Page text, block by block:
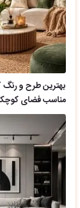
بهترین طرح و رنگ
مناسب فضای